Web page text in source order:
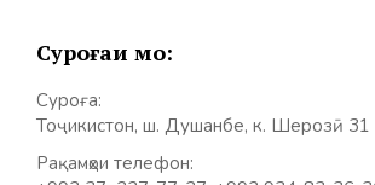
Суроғаи мо:
Суроға:
Тоҷикистон, ш. Душанбе, к. Шерозӣ 31
Рақамҳои телефон: